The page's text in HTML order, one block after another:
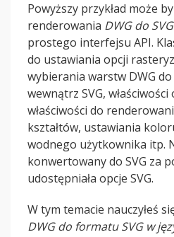
Powyższy przykład może
renderowania DWG do
prostego interfejsu API.
do ustawiania opcji
wybierania warstw DWG
wewnątrz SVG, właściwości
właściwości do
kształtów, ustawiania
wodnego użytkownika itp.
konwertowany do SVG za
udostępniała opcje SVG.
W tym temacie nauczyłeś
DWG do formatu SVG w